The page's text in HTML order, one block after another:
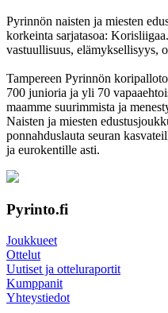
Pyrinnön naisten ja miesten
korkeinta sarjatasoa:
vastuul­lisuus, elämyk­sellisyys,
Tampereen Pyrinnön
700 junioria ja yli 70
maamme suurim­mista ja
Naisten ja miesten
ponnahdus­lauta seuran
ja euro­kentille asti.
Pyrinto.fi
Joukkueet
Ottelut
Uutiset ja otteluraportit
Kumppanit
Yhteystiedot